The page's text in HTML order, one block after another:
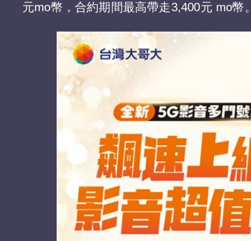
元mo幣，合約期間最高帶走3,400元 mo幣。